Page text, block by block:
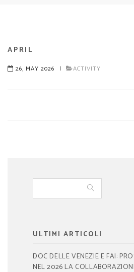
APRIL
26, MAY 2026 | ACTIVITY
ULTIMI ARTICOLI
DOC DELLE VENEZIE E FAI:
NEL 2026 LA